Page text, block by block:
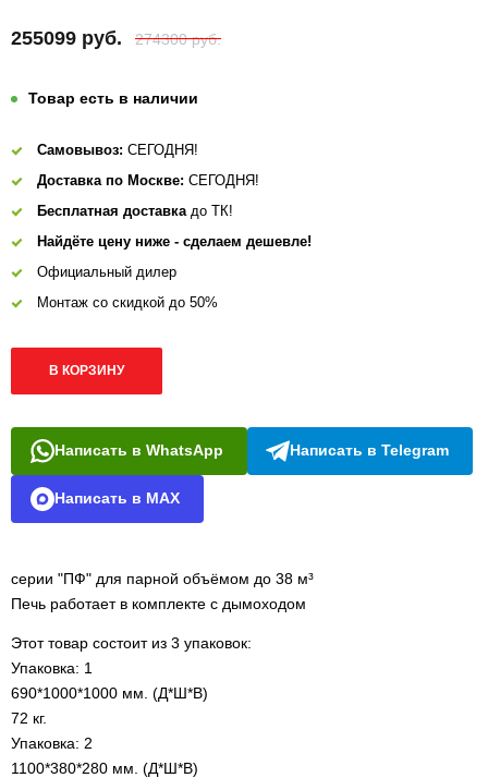
255099 руб. 274300 руб.
Товар есть в наличии
Самовывоз: СЕГОДНЯ!
Доставка по Москве: СЕГОДНЯ!
Бесплатная доставка до ТК!
Найдёте цену ниже - сделаем дешевле!
Официальный дилер
Монтаж со скидкой до 50%
В КОРЗИНУ
Написать в WhatsApp Написать в Telegram
Написать в MAX
серии "ПФ" для парной объёмом до 38 м³
Печь работает в комплекте с дымоходом
Этот товар состоит из 3 упаковок:
Упаковка: 1
690*1000*1000 мм. (Д*Ш*В)
72 кг.
Упаковка: 2
1100*380*280 мм. (Д*Ш*В)